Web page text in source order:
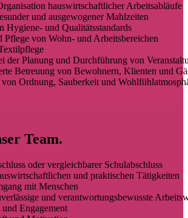
hauswirtschaftlicher Arbeitsabläufe
und ausgewogener Mahlzeiten
Hygiene- und Qualitätsstandards
Pflege von Wohn- und Arbeitsbereichen
der Planung und Durchführung von
Betreuung von Bewohnern, Klienten und
Ordnung, Sauberkeit und
Team.
oder vergleichbarer Schulabschluss
und praktischen Tätigkeiten
mit Menschen
und verantwortungsbewusste
Engagement